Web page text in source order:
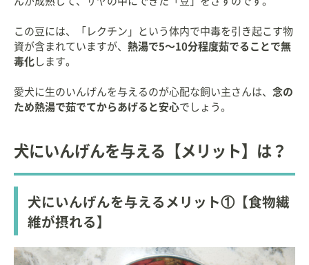
この豆には、「レクチン」という体内で中毒を引き起こす物
資が含まれていますが、 熱湯で5〜10分程度茹でることで無
毒化します。
愛犬に生のいんげんを与えるのが心配な飼い主さんは、 念の
ため熱湯で茹でてからあげると安心でしょう。
犬にいんげんを与える【メリット】は？
犬にいんげんを与えるメリット①【食物繊
維が摂れる】